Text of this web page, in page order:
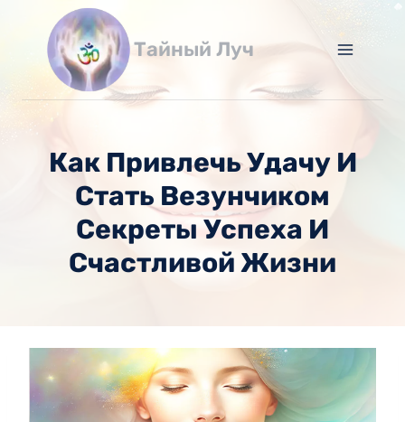
содержимому
Тайный Луч
Как Привлечь Удачу И
Стать Везунчиком
Секреты Успеха И
Счастливой Жизни